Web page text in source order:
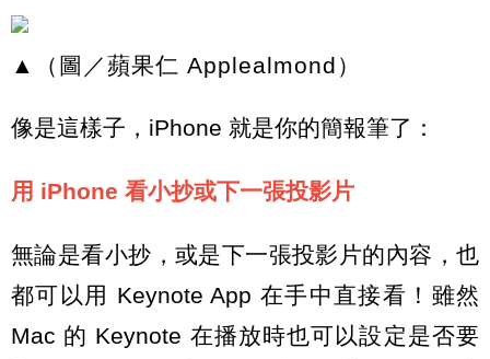
▲（圖／蘋果仁 Applealmond）
像是這樣子，iPhone 就是你的簡報筆了：
用 iPhone 看小抄或下一張投影片
無論是看小抄，或是下一張投影片的內容，也
都可以用 Keynote App 在手中直接看！雖然
Mac 的 Keynote 在播放時也可以設定是否要